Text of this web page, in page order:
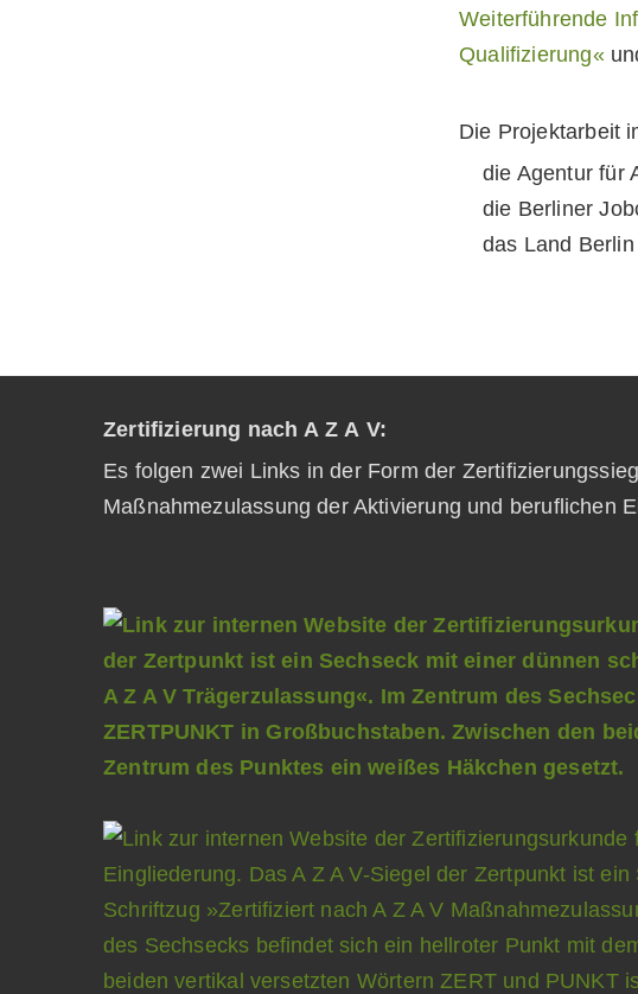
Weiterführende
Qualifizierung«
Die Projektarbeit
die Agentur für
die Berliner
das Land
Zertifizierung nach A Z A V:
Es folgen zwei Links in der Form der
Maßnahmezulassung der Aktivierung und beruflichen